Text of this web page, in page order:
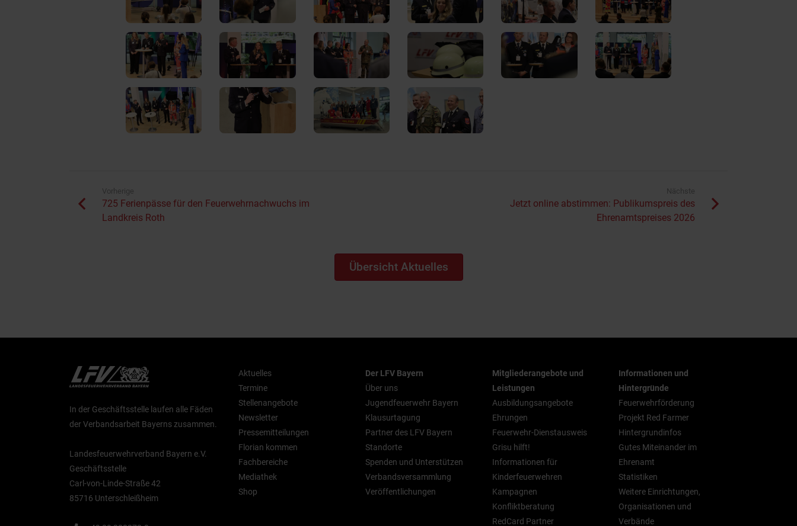
Vorherige
725 Ferienpässe für den Feuerwehrnachwuchs im
Landkreis Roth
Nächste
Jetzt online abstimmen: Publikumspreis des
Ehrenamtspreises 2026
Übersicht Aktuelles
In der Geschäftsstelle laufen alle Fäden
der Verbandsarbeit Bayerns zusammen.
Landesfeuerwehrverband Bayern e.V.
Geschäftsstelle
Carl-von-Linde-Straße 42
85716 Unterschleißheim
Aktuelles
Termine
Stellenangebote
Newsletter
Pressemitteilungen
Florian kommen
Fachbereiche
Mediathek
Shop
Der LFV Bayern
Über uns
Jugendfeuerwehr Bayern
Klausurtagung
Partner des LFV Bayern
Standorte
Spenden und Unterstützen
Verbandsversammlung
Veröffentlichungen
Mitgliederangebote und
Leistungen
Ausbildungsangebote
Ehrungen
Feuerwehr-Dienstausweis
Grisu hilft!
Informationen für
Kinderfeuerwehren
Kampagnen
Konfliktberatung
RedCard Partner
Informationen und
Hintergründe
Feuerwehrförderung
Projekt Red Farmer
Hintergrundinfos
Gutes Miteinander im
Ehrenamt
Statistiken
Weitere Einrichtungen,
Organisationen und
Verbände